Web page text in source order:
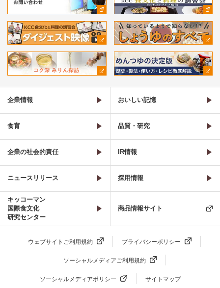
企業情報 おいしい記憶
食育 品質・研究
企業の社会的責任 IR情報
ニュースリリース 採用情報
キッコーマン
国際食文化
研究センター
商品情報サイト
ウェブサイトご利用規約 プライバシーポリシー
ソーシャルメディアご利用規約
ソーシャルメディアポリシー サイトマップ